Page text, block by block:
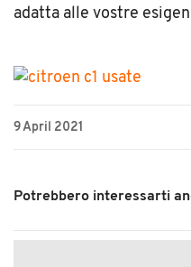
adatta alle vostre
9 April 2021
Potrebbero interessarti